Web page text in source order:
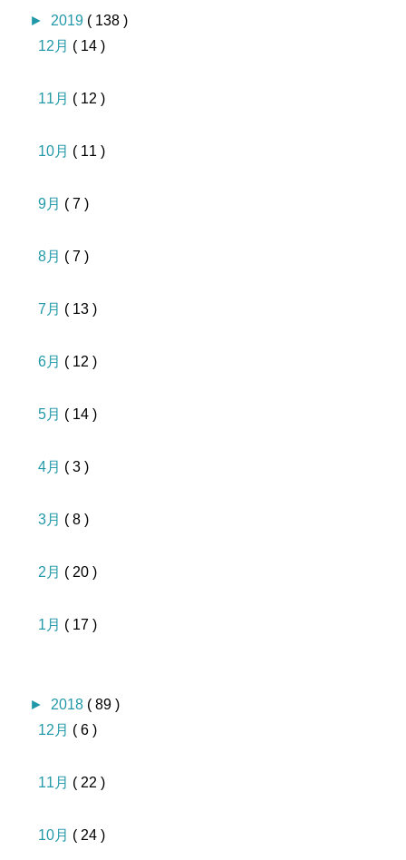
► 2019 ( 138 )
12月 ( 14 )
11月 ( 12 )
10月 ( 11 )
9月 ( 7 )
8月 ( 7 )
7月 ( 13 )
6月 ( 12 )
5月 ( 14 )
4月 ( 3 )
3月 ( 8 )
2月 ( 20 )
1月 ( 17 )
► 2018 ( 89 )
12月 ( 6 )
11月 ( 22 )
10月 ( 24 )